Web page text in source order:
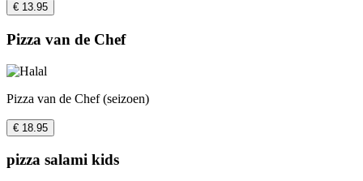
€ 13.95
Pizza van de Chef
Pizza van de Chef (seizoen)
€ 18.95
pizza salami kids